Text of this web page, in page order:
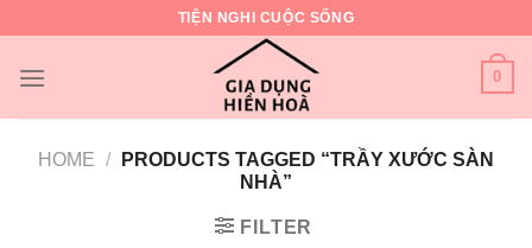
content
TIỆN NGHI CUỘC SỐNG
0
HOME /
PRODUCTS TAGGED “TRẦY XƯỚC SÀN
NHÀ”
FILTER